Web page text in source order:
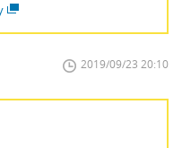
2019/09/23 20:10